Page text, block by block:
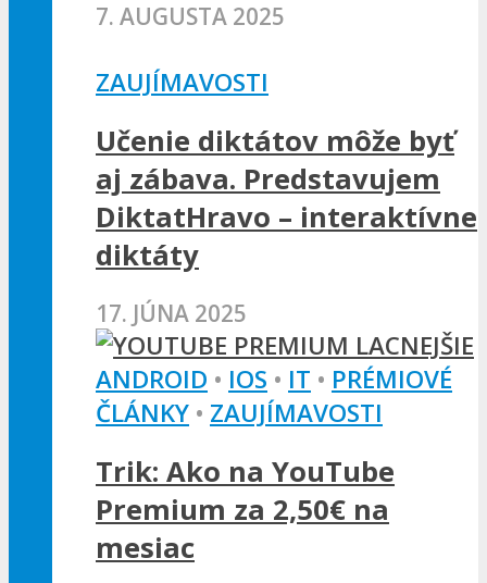
7. AUGUSTA 2025
ZAUJÍMAVOSTI
Učenie diktátov môže byť
aj zábava. Predstavujem
DiktatHravo – interaktívne
diktáty
17. JÚNA 2025
ANDROID • IOS • IT • PRÉMIOVÉ
ČLÁNKY • ZAUJÍMAVOSTI
Trik: Ako na YouTube
Premium za 2,50€ na
mesiac